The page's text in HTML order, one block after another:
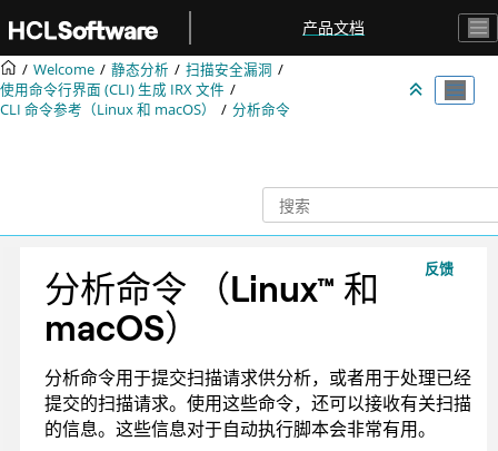
产品文档
Welcome 静态分析
扫描安全漏洞
使用命令行界面 (CLI) 生成 IRX文件
CLI 命令参考（Linux 和 macOS）
分析命令
反馈
分析命令 （Linux™ 和
macOS）
分析命令用于提交扫描请求供分析，或者用于处理已经
提交的扫描请求。使用这些命令，还可以接收有关扫描
的信息。这些信息对于自动执行脚本会非常有用。